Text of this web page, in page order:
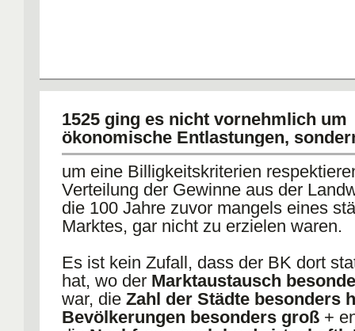
1525 ging es nicht vornehmlich um
ökonomische Entlastungen,
um eine Billigkeitskriterien
Verteilung der Gewinne aus der
die 100 Jahre zuvor mangels eines
Marktes, gar nicht zu erzielen waren.
Es ist kein Zufall, dass der BK dort
hat, wo der Marktaustausch
war, die Zahl der Städte besonders
Bevölkerungen besonders groß +